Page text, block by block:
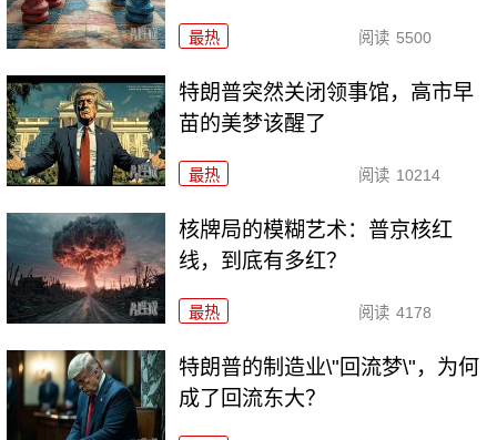
最热 阅读 5500
特朗普突然关闭领事馆，高市早
苗的美梦该醒了
最热 阅读 10214
核牌局的模糊艺术：普京核红
线，到底有多红？
最热 阅读 4178
特朗普的制造业\"回流梦\"，为何
成了回流东大？